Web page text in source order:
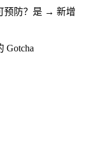
预防？是 → 新增
Gotcha